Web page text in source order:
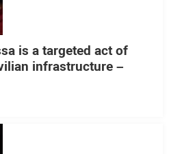
is a targeted act of
infrastructure –